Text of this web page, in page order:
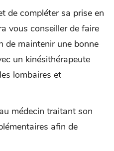
de compléter sa prise en
vous conseiller de faire
de maintenir une bonne
un kinésithérapeute
lombaires et
médecin traitant son
afin de